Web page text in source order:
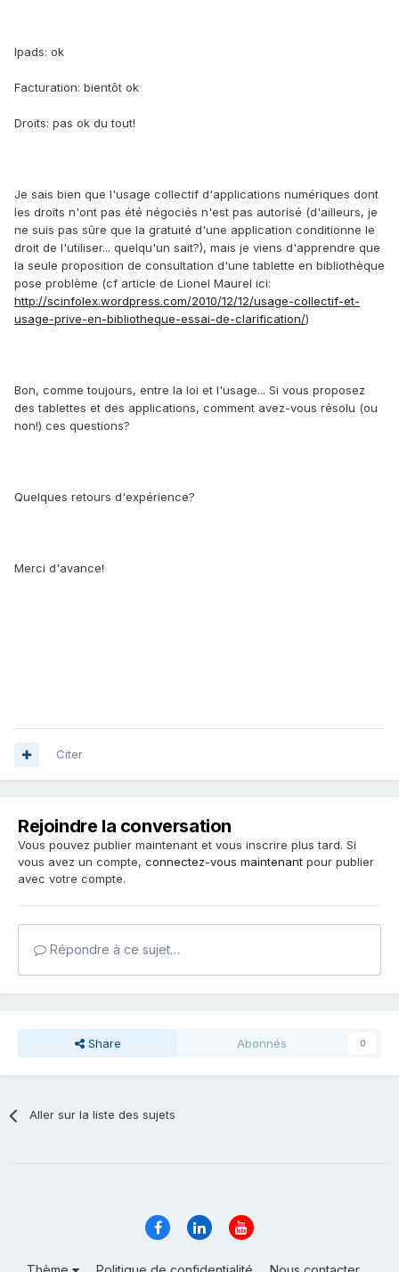
Ipads: ok
Facturation: bientôt ok
Droits: pas ok du tout!
Je sais bien que l'usage collectif d'applications numériques dont
les droits n'ont pas été négociés n'est pas autorisé (d'ailleurs, je
ne suis pas sûre que la gratuité d'une application conditionne le
droit de l'utiliser... quelqu'un sait?), mais je viens d'apprendre que
la seule proposition de consultation d'une tablette en bibliothèque
pose problème (cf article de Lionel Maurel ici:
http://scinfolex.wordpress.com/2010/12/12/usage-collectif-et-
usage-prive-en-bibliotheque-essai-de-clarification/)
Bon, comme toujours, entre la loi et l'usage... Si vous proposez
des tablettes et des applications, comment avez-vous résolu (ou
non!) ces questions?
Quelques retours d'expérience?
Merci d'avance!
Citer
Rejoindre la conversation
Vous pouvez publier maintenant et vous inscrire plus tard. Si
vous avez un compte, connectez-vous maintenant pour publier
avec votre compte.
Répondre à ce sujet…
Share Abonnés 0
Aller sur la liste des sujets